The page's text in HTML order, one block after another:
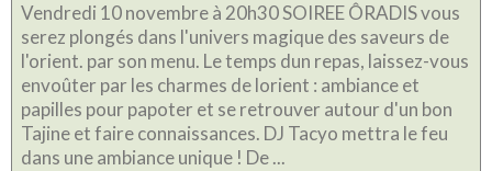
Vendredi 10 novembre à 20h30 SOIREE ÔRADIS vous
serez plongés dans l'univers magique des saveurs de
l'orient. par son menu. Le temps dun repas, laissez-vous
envoûter par les charmes de lorient : ambiance et
papilles pour papoter et se retrouver autour d'un bon
Tajine et faire connaissances. DJ Tacyo mettra le feu
dans une ambiance unique ! De ...